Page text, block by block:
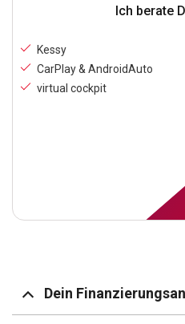
Ich berate
Kessy
CarPlay & AndroidAuto
virtual cockpit
Dein